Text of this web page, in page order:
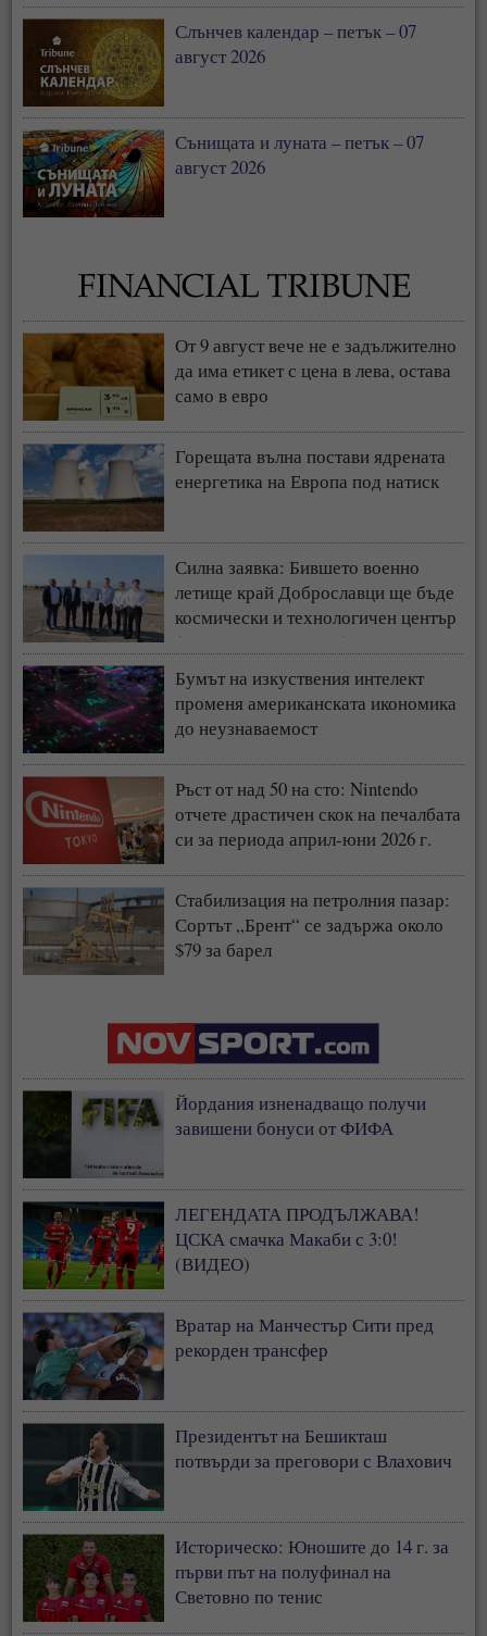
Слънчев календар – петък – 07
август 2026
Сънищата и луната – петък – 07
август 2026
От 9 август вече не е задължително
да има етикет с цена в лева, остава
само в евро
Горещата вълна постави ядрената
енергетика на Европа под натиск
Силна заявка: Бившето военно
летище край Доброславци ще бъде
космически и технологичен център
(СНИМКИ + ВИДЕО)
Бумът на изкуствения интелект
променя американската икономика
до неузнаваемост
Ръст от над 50 на сто: Nintendo
отчете драстичен скок на печалбата
си за периода април-юни 2026 г.
Стабилизация на петролния пазар:
Сортът „Брент“ се задържа около
$79 за барел
Йордания изненадващо получи
завишени бонуси от ФИФА
ЛЕГЕНДАТА ПРОДЪЛЖАВА!
ЦСКА смачка Макаби с 3:0!
(ВИДЕО)
Вратар на Манчестър Сити пред
рекорден трансфер
Президентът на Бешикташ
потвърди за преговори с Влахович
Историческо: Юношите до 14 г. за
първи път на полуфинал на
Световно по тенис